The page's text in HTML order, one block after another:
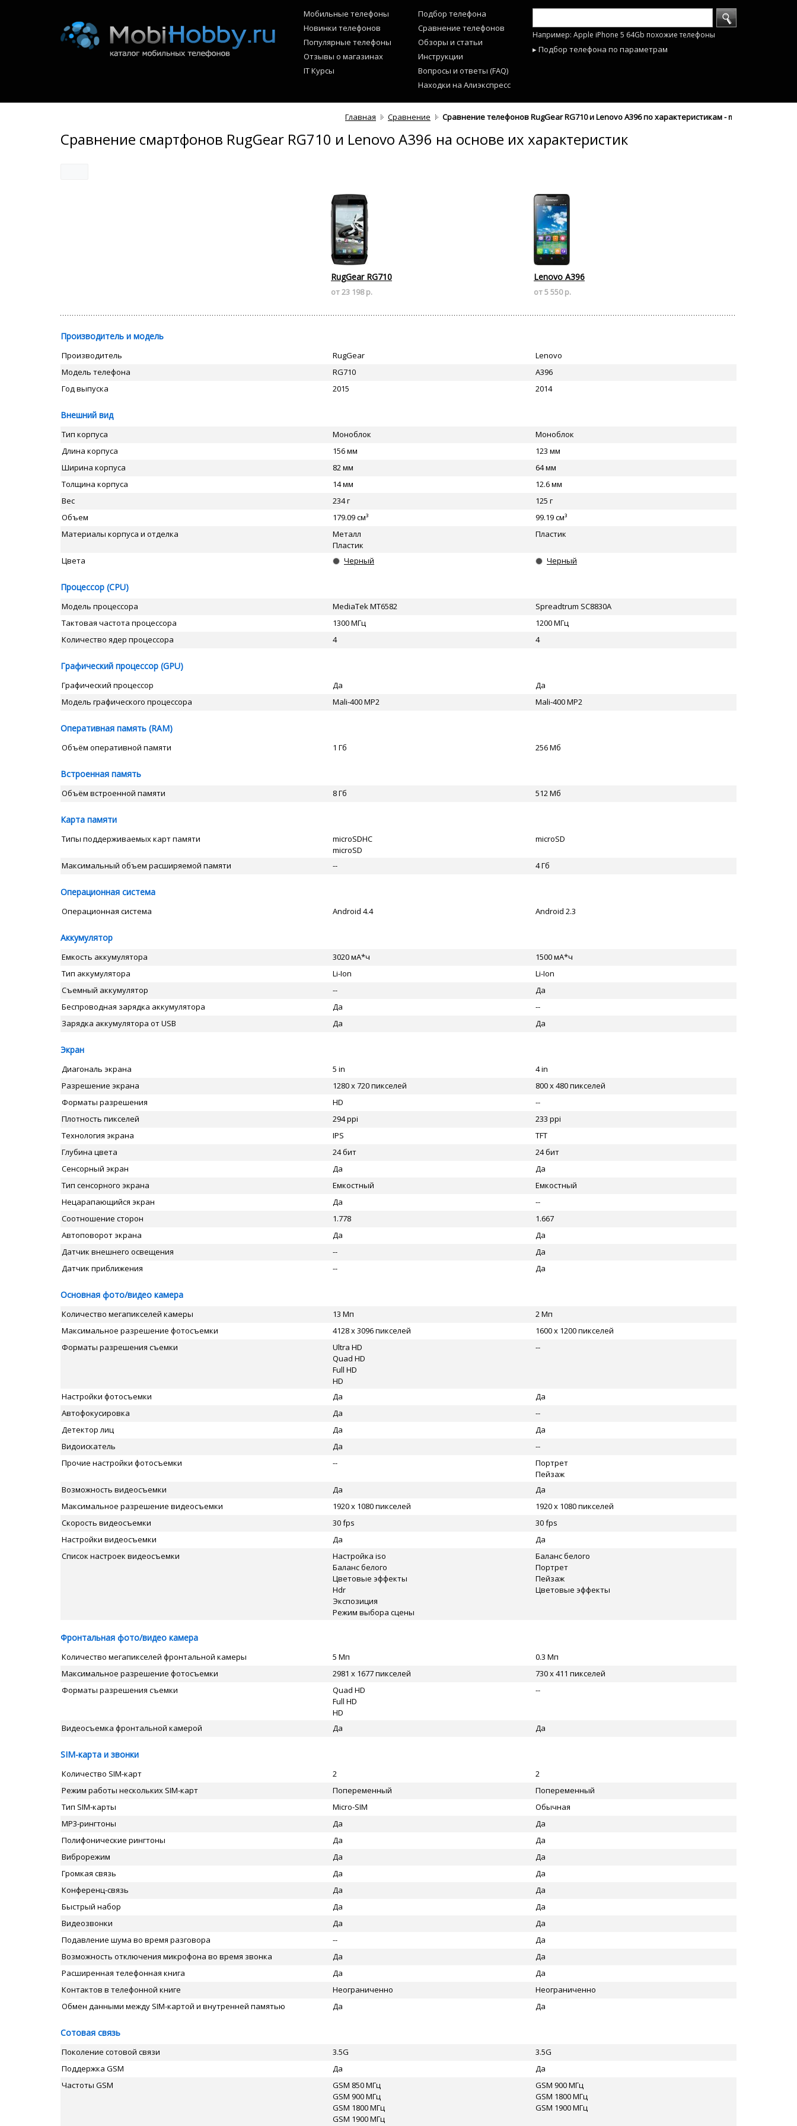
Мобильные телефоны
Новинки телефонов
Популярные телефоны
Отзывы о магазинах
IT Курсы
Подбор телефона
Сравнение телефонов
Обзоры и статьи
Инструкции
Вопросы и ответы (FAQ)
Находки на Алиэкспресс
Например: Apple iPhone 5 64Gb похожие телефоны
▸ Подбор телефона по параметрам
Главная Сравнение Сравнение телефонов RugGear RG710 и Lenovo A396 по характеристикам - mobyhobby.ru
Сравнение смартфонов RugGear RG710 и Lenovo A396 на основе их характеристик
RugGear RG710
от 23 198 р.
Lenovo A396
от 5 550 р.
Производитель и модель
Производитель RugGear
Lenovo
Модель телефона
RG710
A396
Год выпуска
2015 2014
Внешний вид
Тип корпуса Моноблок
Моноблок
Длина корпуса
156 мм
123 мм
Ширина корпуса
82 мм
64 мм
Толщина корпуса
14 мм
12.6 мм
Вес
234 г
125 г
Объем
179.09 см³
99.19 см³
Материалы корпуса и отделка
Металл
Пластик
Пластик
Цвета Черный Черный
Процессор (CPU)
Модель процессора MediaTek MT6582
Spreadtrum SC8830A
Тактовая частота процессора
1300 МГц
1200 МГц
Количество ядер процессора
4 4
Графический процессор (GPU)
Графический процессор Да
Да
Модель графического процессора
Mali-400 MP2 Mali-400 MP2
Оперативная память (RAM)
Объём оперативной памяти 1 Гб 256 Мб
Встроенная память
Объём встроенной памяти 8 Гб 512 Мб
Карта памяти
Типы поддерживаемых карт памяти
microSDHC
microSD
microSD
Максимальный объем расширяемой памяти -- 4 Гб
Операционная система
Операционная система Android 4.4 Android 2.3
Аккумулятор
Емкость аккумулятора 3020 мА*ч
1500 мА*ч
Тип аккумулятора
Li-Ion
Li-Ion
Съемный аккумулятор
--
Да
Беспроводная зарядка аккумулятора
Да
--
Зарядка аккумулятора от USB
Да Да
Экран
Диагональ экрана 5 in
4 in
Разрешение экрана
1280 x 720 пикселей
800 x 480 пикселей
Форматы разрешения
HD
--
Плотность пикселей
294 ppi
233 ppi
Технология экрана
IPS
TFT
Глубина цвета
24 бит
24 бит
Сенсорный экран
Да
Да
Тип сенсорного экрана
Емкостный
Емкостный
Нецарапающийся экран
Да
--
Соотношение сторон
1.778
1.667
Автоповорот экрана
Да
Да
Датчик внешнего освещения
--
Да
Датчик приближения
-- Да
Основная фото/видео камера
Количество мегапикселей камеры 13 Мп
2 Мп
Максимальное разрешение фотосъемки
4128 x 3096 пикселей
1600 x 1200 пикселей
Форматы разрешения съемки
Ultra HD
Quad HD
Full HD
HD
--
Настройки фотосъемки Да
Да
Автофокусировка
Да
--
Детектор лиц
Да
Да
Видоискатель
Да
--
Прочие настройки фотосъемки
--
Портрет
Пейзаж
Возможность видеосъемки
Да
Да
Максимальное разрешение видеосъемки
1920 x 1080 пикселей
1920 x 1080 пикселей
Скорость видеосъемки
30 fps
30 fps
Настройки видеосъемки
Да
Да
Список настроек видеосъемки
Настройка iso
Баланс белого
Цветовые эффекты
Hdr
Экспозиция
Режим выбора сцены
Баланс белого
Портрет
Пейзаж
Цветовые эффекты
Фронтальная фото/видео камера
Количество мегапикселей фронтальной камеры 5 Мп
0.3 Мп
Максимальное разрешение фотосъемки
2981 x 1677 пикселей
730 x 411 пикселей
Форматы разрешения съемки
Quad HD
Full HD
HD
--
Видеосъемка фронтальной камерой Да Да
SIM-карта и звонки
Количество SIM-карт 2
2
Режим работы нескольких SIM-карт
Попеременный
Попеременный
Тип SIM-карты
Micro-SIM
Обычная
MP3-рингтоны
Да
Да
Полифонические рингтоны
Да
Да
Виброрежим
Да
Да
Громкая связь
Да
Да
Конференц-связь
Да
Да
Быстрый набор
Да
Да
Видеозвонки
Да
Да
Подавление шума во время разговора
--
Да
Возможность отключения микрофона во время звонка
Да
Да
Расширенная телефонная книга
Да
Да
Контактов в телефонной книге
Неограниченно
Неограниченно
Обмен данными между SIM-картой и внутренней памятью
Да Да
Сотовая связь
Поколение сотовой связи 3.5G
3.5G
Поддержка GSM
Да
Да
Частоты GSM
GSM 850 МГц
GSM 900 МГц
GSM 1800 МГц
GSM 1900 МГц
GSM 900 МГц
GSM 1800 МГц
GSM 1900 МГц